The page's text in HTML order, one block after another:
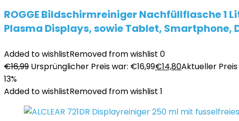
ROGGE Bildschirmreiniger Nachfüllflasche 1
Plasma Displays, sowie Tablet, Smartphone,
Added to wishlistRemoved from wishlist 0
€16,99 Ursprünglicher Preis war: €16,99€14,80Aktueller Preis
13%
Added to wishlistRemoved from wishlist 1